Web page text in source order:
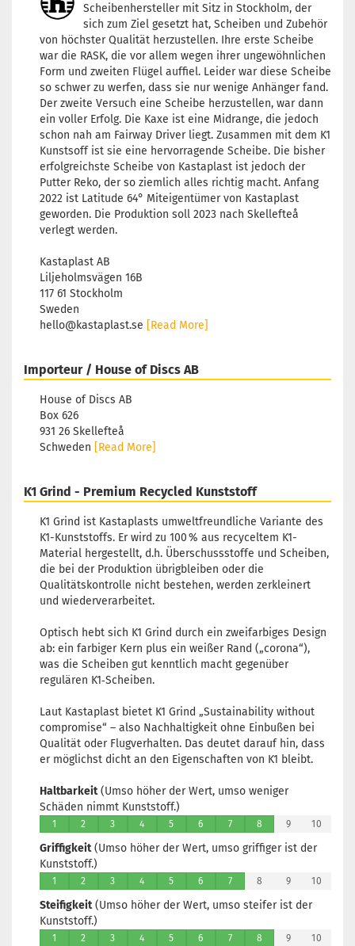
Scheibenhersteller mit Sitz in Stockholm, der
sich zum Ziel gesetzt hat, Scheiben und Zubehör
von höchster Qualität herzustellen. Ihre erste Scheibe
war die RASK, die vor allem wegen ihrer ungewöhnlichen
Form und zweiten Flügel auffiel. Leider war diese Scheibe
so schwer zu werfen, dass sie nur wenige Anhänger fand.
Der zweite Versuch eine Scheibe herzustellen, war dann
ein voller Erfolg. Die Kaxe ist eine Midrange, die jedoch
schon nah am Fairway Driver liegt. Zusammen mit dem K1
Kunstsoff ist sie eine hervorragende Scheibe. Die bisher
erfolgreichste Scheibe von Kastaplast ist jedoch der
Putter Reko, der so ziemlich alles richtig macht. Anfang
2022 ist Latitude 64° Miteigentümer von Kastaplast
geworden. Die Produktion soll 2023 nach Skellefteå
verlegt werden.
Kastaplast AB
Liljeholmsvägen 16B
117 61 Stockholm
Sweden
hello@kastaplast.se [Read More]
Importeur / House of Discs AB
House of Discs AB
Box 626
931 26 Skellefteå
Schweden [Read More]
K1 Grind - Premium Recycled Kunststoff
K1 Grind ist Kastaplasts umweltfreundliche Variante des
K1-Kunststoffs. Er wird zu 100 % aus recyceltem K1-
Material hergestellt, d.h. Überschussstoffe und Scheiben,
die bei der Produktion übrigbleiben oder die
Qualitätskontrolle nicht bestehen, werden zerkleinert
und wiederverarbeitet.
Optisch hebt sich K1 Grind durch ein zweifarbiges Design
ab: ein farbiger Kern plus ein weißer Rand („corona“),
was die Scheiben gut kenntlich macht gegenüber
regulären K1‑Scheiben.
Laut Kastaplast bietet K1 Grind „Sustainability without
compromise“ – also Nachhaltigkeit ohne Einbußen bei
Qualität oder Flugverhalten. Das deutet darauf hin, dass
er möglichst dicht an den Eigenschaften von K1 bleibt.
Haltbarkeit(Umso höher der Wert, umso weniger
Schäden nimmt Kunststoff.)
1 2 3 4 5 6 7 8 9 10
Griffigkeit(Umso höher der Wert, umso griffiger ist der
Kunststoff.)
1 2 3 4 5 6 7 8 9 10
Steifigkeit(Umso höher der Wert, umso steifer ist der
Kunststoff.)
1 2 3 4 5 6 7 8 9 10